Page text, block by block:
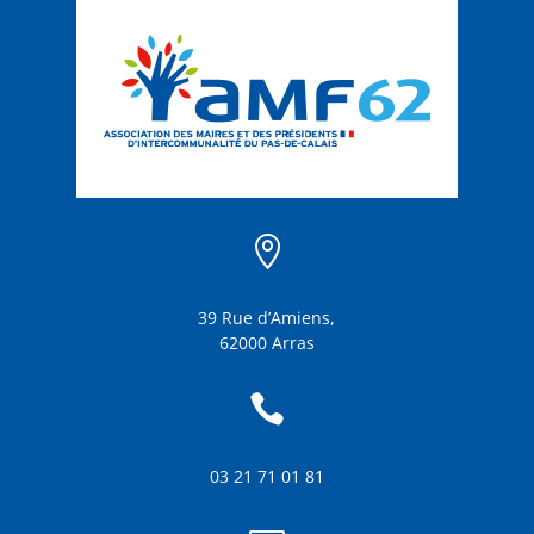

39 Rue d’Amiens,
62000 Arras

03 21 71 01 81